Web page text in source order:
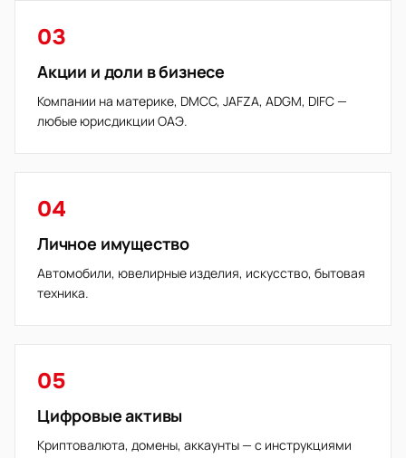
03
Акции и доли в бизнесе
Компании на материке, DMCC, JAFZA, ADGM, DIFC —
любые юрисдикции ОАЭ.
04
Личное имущество
Автомобили, ювелирные изделия, искусство, бытовая
техника.
05
Цифровые активы
Криптовалюта, домены, аккаунты — с инструкциями